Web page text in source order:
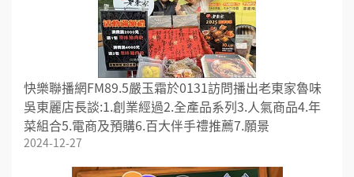
快樂聯播網FM89.5嚴玉霜於0131訪問播出老東家魯味
吳東麗店長談:1.創業經過2.全產品系列3.人氣商品4.年
菜組合5.電商及預購6.百大伴手禮推薦7.願景
2024-12-27